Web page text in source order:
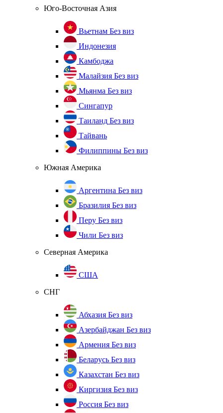
Юго-Восточная Азия
Вьетнам Без виз
Индонезия
Камбоджа
Малайзия Без виз
Мьянма Без виз
Сингапур
Таиланд Без виз
Тайвань
Филиппины Без виз
Южная Америка
Аргентина Без виз
Бразилия Без виз
Перу Без виз
Чили Без виз
Северная Америка
США
СНГ
Абхазия Без виз
Азербайджан Без виз
Армения Без виз
Беларусь Без виз
Казахстан Без виз
Киргизия Без виз
Россия Без виз